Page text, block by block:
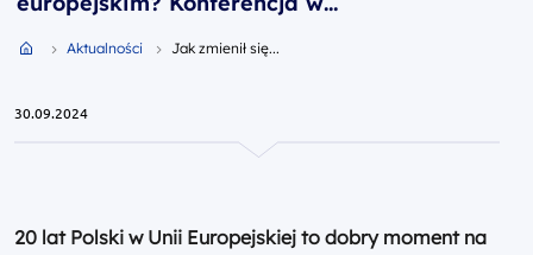
Przejdź do strony głównej portalu
Aktualności Jak zmienił się...
30.09.2024
20 lat Polski w Unii Europejskiej to dobry moment na